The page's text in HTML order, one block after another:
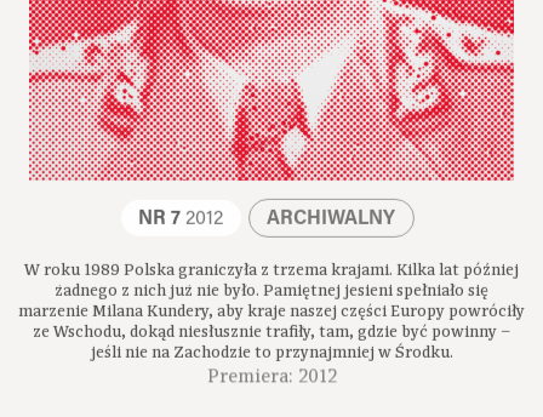
NR 7 2012 ARCHIWALNY
W roku 1989 Polska graniczyła z trzema krajami. Kilka lat później
żadnego z nich już nie było. Pamiętnej jesieni spełniało się
marzenie Milana Kundery, aby kraje naszej części Europy powróciły
ze Wschodu, dokąd niesłusznie trafiły, tam, gdzie być powinny –
jeśli nie na Zachodzie to przynajmniej w Środku.
Premiera: 2012